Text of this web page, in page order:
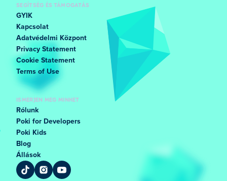
SEGÍTSÉG ÉS TÁMOGATÁS
GYIK
Kapcsolat
Adatvédelmi Központ
Privacy Statement
Cookie Statement
Terms of Use
ISMERJEN MEG MINKET
Rólunk
Poki for Developers
Poki Kids
Blog
Állások